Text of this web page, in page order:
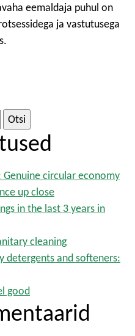
eemaldaja puhul on
ja vastutusega
circular economy
up close
in the last 3 years in
cleaning
detergents and softeners:
good